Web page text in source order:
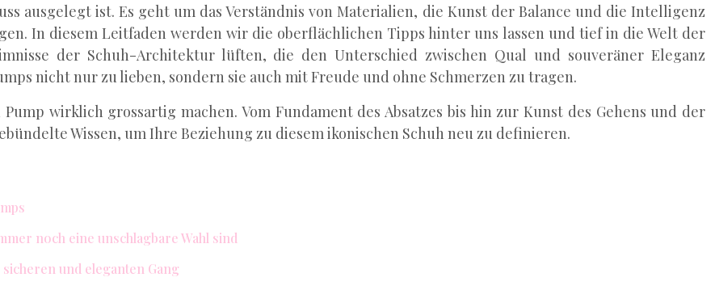
ausgelegt ist. Es geht um das Verständnis von Materialien, die Kunst der Balance und die Intelligenz
In diesem Leitfaden werden wir die oberflächlichen Tipps hinter uns lassen und tief in die Welt der
der Schuh-Architektur lüften, die den Unterschied zwischen Qual und souveräner Eleganz
nicht nur zu lieben, sondern sie auch mit Freude und ohne Schmerzen zu tragen.
wirklich grossartig machen. Vom Fundament des Absatzes bis hin zur Kunst des Gehens und der
Wissen, um Ihre Beziehung zu diesem ikonischen Schuh neu zu definieren.
noch eine unschlagbare Wahl sind
und eleganten Gang